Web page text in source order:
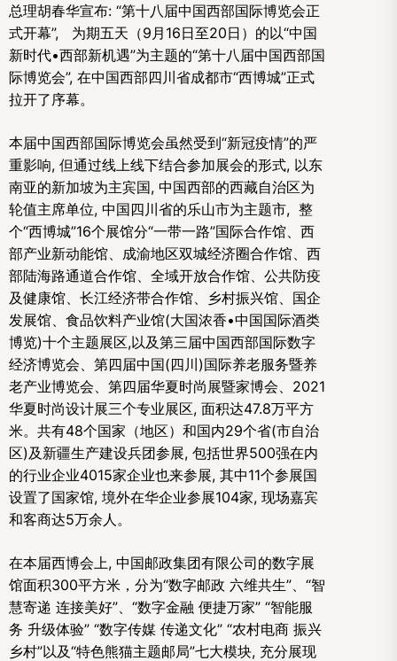
总理胡春华宣布: “第十八届中国西部国际博览会正
式开幕”, 为期五天（9月16日至20日）的以“中国
新时代•西部新机遇”为主题的“第十八届中国西部国
际博览会”, 在中国西部四川省成都市“西博城”正式
拉开了序幕。
本届中国西部国际博览会虽然受到“新冠疫情”的严
重影响, 但通过线上线下结合参加展会的形式, 以东
南亚的新加坡为主宾国, 中国西部的西藏自治区为
轮值主席单位, 中国四川省的乐山市为主题市, 整
个“西博城”16个展馆分“一带一路”国际合作馆、西
部产业新动能馆、成渝地区双城经济圈合作馆、西
部陆海路通道合作馆、全域开放合作馆、公共防疫
及健康馆、长江经济带合作馆、乡村振兴馆、国企
发展馆、食品饮料产业馆(大国浓香•中国国际酒类
博览)十个主题展区,以及第三届中国西部国际数字
经济博览会、第四届中国(四川)国际养老服务暨养
老产业博览会、第四届华夏时尚展暨家博会、2021
华夏时尚设计展三个专业展区, 面积达47.8万平方
米。共有48个国家（地区）和国内29个省(市自治
区)及新疆生产建设兵团参展, 包括世界500强在内
的行业企业4015家企业也来参展, 其中11个参展国
设置了国家馆, 境外在华企业参展104家, 现场嘉宾
和客商达5万余人。
在本届西博会上, 中国邮政集团有限公司的数字展
馆面积300平方米，分为“数字邮政 六维共生”、“智
慧寄递 连接美好”、“数字金融 便捷万家” “智能服
务 升级体验” “数字传媒 传递文化” “农村电商 振兴
乡村”以及“特色熊猫主题邮局”七大模块, 充分展现